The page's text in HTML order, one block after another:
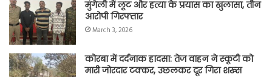
मुंगेली में लूट और हत्या के प्रयास का खुलासा, तीन
आरोपी गिरफ्तार
March 3, 2026
कोरबा में दर्दनाक हादसा: तेज वाहन ने स्कूटी को
मारी जोरदार टक्कर, उछलकर दूर गिरा शख्स